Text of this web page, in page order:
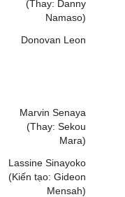
(Thay: Danny
Namaso)
Donovan Leon
Marvin Senaya
(Thay: Sekou
Mara)
Lassine Sinayoko
(Kiến tạo: Gideon
Mensah)